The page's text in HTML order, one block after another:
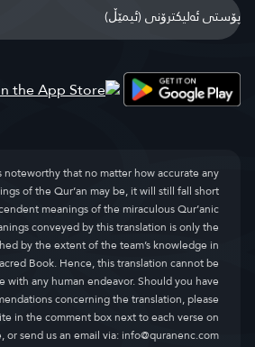
noteworthy that no matter how accurate any
of the Qur’an may be, it will still fall short
meanings of the miraculous Qur’anic
conveyed by this translation is only the
by the extent of the team’s knowledge in
Book. Hence, this translation cannot be
with any human endeavor. Should you have
concerning the translation, please
in the comment box next to each verse on
or send us an email via:info@quranenc.com